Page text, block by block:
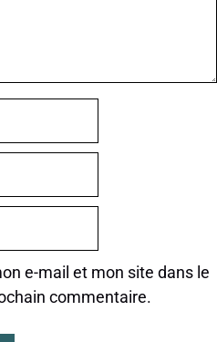
e-mail et mon site dans le
commentaire.